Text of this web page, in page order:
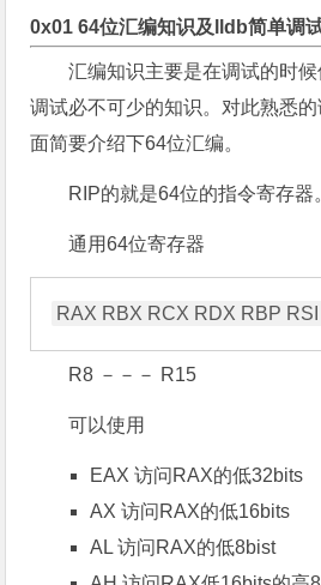
0x01 64位汇编知识及lldb简单调
汇编知识主要是在调试的时
调试必不可少的知识。对此熟悉
面简要介绍下64位汇编。
RIP的就是64位的指令寄存器
通用64位寄存器
R8 －－－ R15
可以使用
EAX 访问RAX的低32bits
AX 访问RAX的低16bits
AL 访问RAX的低8bist